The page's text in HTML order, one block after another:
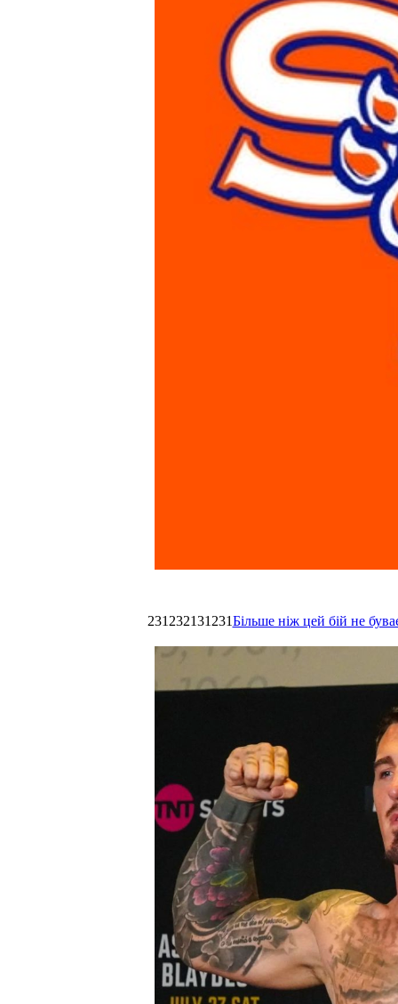
231232131231Більше ніж цей бій не